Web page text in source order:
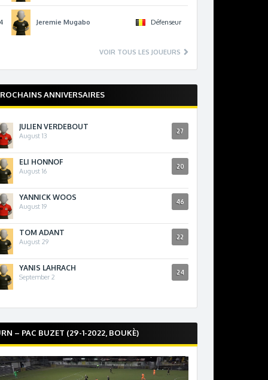
Jeremie Mugabo Défenseur
VOIR TOUS LES JOUEURS
ANNIVERSAIRES
JULIEN VERDEBOUT 27
August 13
ELI HONNOF 20
August 16
YANNICK WOOS 46
August 19
TOM ADANT 22
August 29
YANIS LAHRACH 24
September 2
– PAC BUZET (29-1-2022, BOUKÈ)